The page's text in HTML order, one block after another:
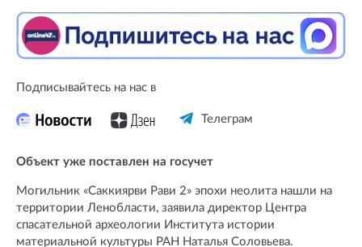
Подписывайтесь на нас в
Телеграм
Объект уже поставлен на госучет
Могильник «Саккиярви Рави 2» эпохи неолита нашли на
территории Ленобласти, заявила директор Центра
спасательной археологии Института истории
материальной культуры РАН Наталья Соловьева.